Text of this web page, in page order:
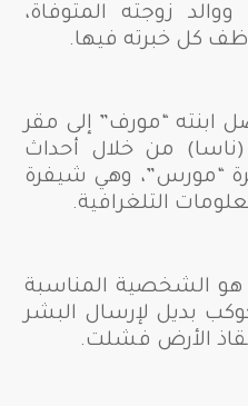
زوجته المتوفاة،
كل خبرته فيها.
ابنته “مورف” إلى مقر
(ناسا) من خلال أحداث
“مورس”، وهي شيفرة
التلغرافية.
هو الشخصية المناسبة
بديل لإرسال البشر
الأرض فشلت.